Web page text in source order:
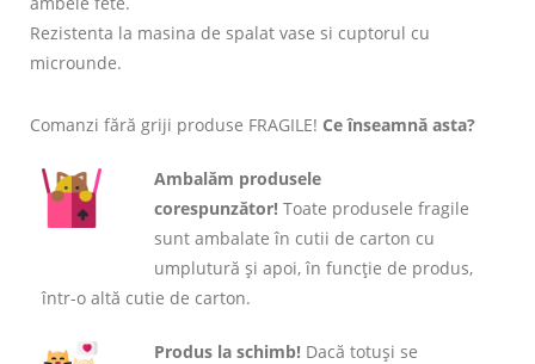
Rezistenta la masina de spalat vase si cuptorul cu
microunde.
Comanzi fără griji produse FRAGILE! Ce înseamnă asta?
Ambalăm produsele
corespunzător! Toate produsele fragile
sunt ambalate în cutii de carton cu
umplutură și apoi, în funcție de produs,
într-o altă cutie de carton.
Produs la schimb! Dacă totuși se